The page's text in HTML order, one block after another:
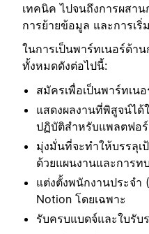
เทคนิค ไปจนถึงการผสา
การย้ายข้อมูล และการเ
ในการเป็นพาร์ทเนอร์ด้า
ทั้งหมดดังต่อไปนี้:
สมัครเพื่อเป็นพาร์ทเน
แสดงผลงานที่พิสูจน์ได้
ปฏิบัติสำหรับแพลตฟอ
มุ่งมั่นที่จะทำให้บรรลุเ
ด้วยแผนงานและการท
แต่งตั้งพนักงานประจำ
Notion โดยเฉพาะ
รับครบแบดจ์และใบรับ